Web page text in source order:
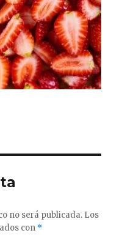
no será publicada. Los
con *